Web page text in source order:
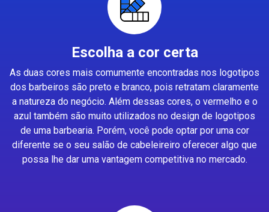
Escolha a cor certa
As duas cores mais comumente encontradas nos logotipos
dos barbeiros são preto e branco, pois retratam claramente
a natureza do negócio. Além dessas cores, o vermelho e o
azul também são muito utilizados no design de logotipos
de uma barbearia. Porém, você pode optar por uma cor
diferente se o seu salão de cabeleireiro oferecer algo que
possa lhe dar uma vantagem competitiva no mercado.